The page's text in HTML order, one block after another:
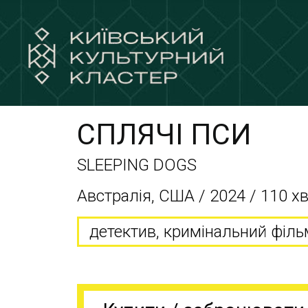
СПЛЯЧІ ПСИ
SLEEPING DOGS
Австралія, США / 2024 / 110 хв
детектив, кримінальний